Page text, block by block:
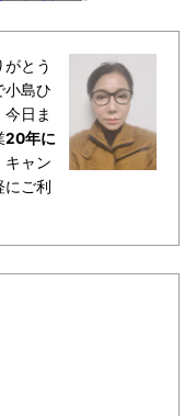
とう
小島ひ
日ま
20年に
キャン
ご利